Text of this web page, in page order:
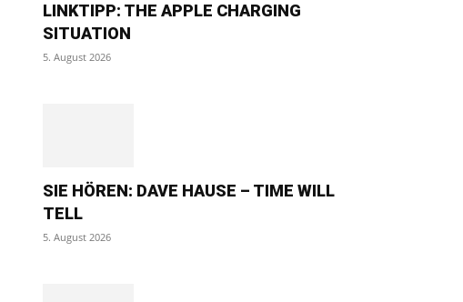
LINKTIPP: THE APPLE CHARGING
SITUATION
5. August 2026
SIE HÖREN: DAVE HAUSE – TIME WILL
TELL
5. August 2026